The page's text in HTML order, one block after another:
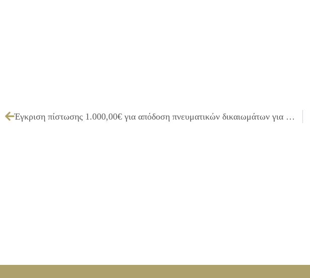
Έγκριση πίστωσης 1.000,00€ για απόδοση πνευματικών δικαιωμάτων για θεατρικούς συγγραφείς για το θεατρικό έργο «Το παραμύθι χωρίς όνομα» .